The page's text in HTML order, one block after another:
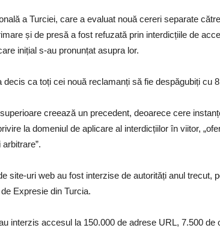
a Turciei, care a evaluat nouă cereri separate
și de presă a fost refuzată prin interdicțiile de
inițial s-au pronunțat asupra lor.
decis ca toți cei nouă reclamanți să fie despăgubiți cu
creează un precedent, deoarece cere
la domeniul de aplicare al interdicțiilor în viitor,
site-uri web au fost interzise de autorități anul trecut,
Expresie din Turcia.
interzis accesul la 150.000 de adrese URL, 7.500 de